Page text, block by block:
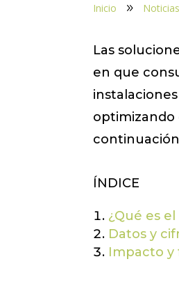
Inicio 9 Noticias
Las
en que
optimizando
ÍNDICE
¿Qué es
Datos y
Impacto